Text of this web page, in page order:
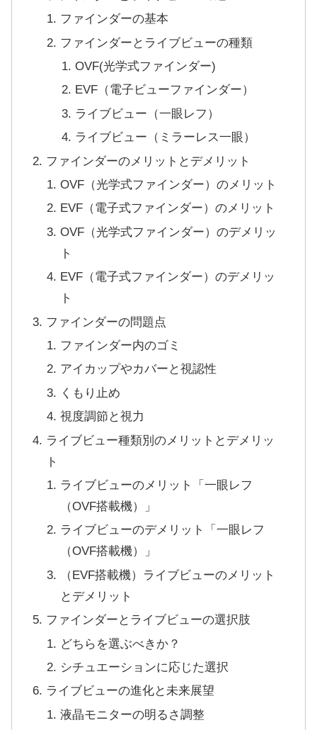
ファインダーの基本
ファインダーとライブビューの種類
OVF(光学式ファインダー)
EVF（電子ビューファインダー）
ライブビュー（一眼レフ）
ライブビュー（ミラーレス一眼）
ファインダーのメリットとデメリット
OVF（光学式ファインダー）のメリット
EVF（電子式ファインダー）のメリット
OVF（光学式ファインダー）のデメリッ
ト
EVF（電子式ファインダー）のデメリッ
ト
ファインダーの問題点
ファインダー内のゴミ
アイカップやカバーと視認性
くもり止め
視度調節と視力
ライブビュー種類別のメリットとデメリッ
ト
ライブビューのメリット「一眼レフ
（OVF搭載機）」
ライブビューのデメリット「一眼レフ
（OVF搭載機）」
（EVF搭載機）ライブビューのメリット
とデメリット
ファインダーとライブビューの選択肢
どちらを選ぶべきか？
シチュエーションに応じた選択
ライブビューの進化と未来展望
液晶モニターの明るさ調整